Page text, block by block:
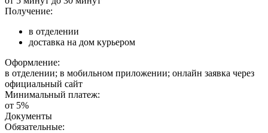
Получение:
в отделении
доставка на дом курьером
Оформление:
в отделении; в мобильном приложении; онлайн заявка через
официальный сайт
Минимальный платеж:
от 5%
Документы
Обязательные: